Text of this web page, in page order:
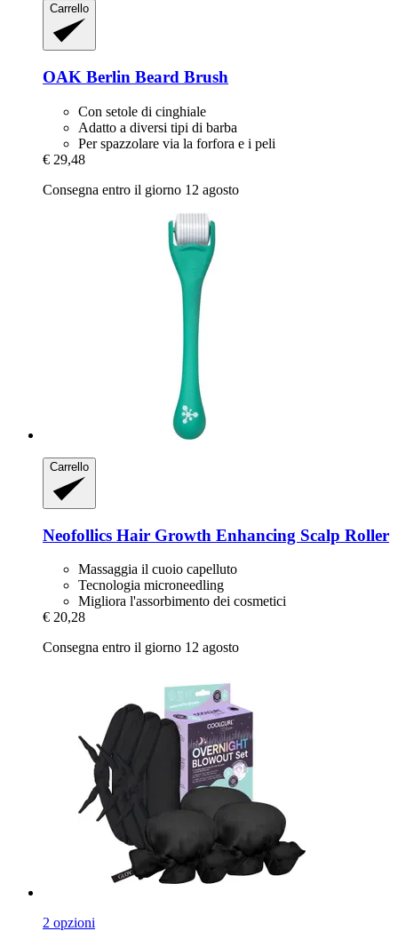
Carrello
OAK Berlin Beard Brush
Con setole di cinghiale
Adatto a diversi tipi di barba
Per spazzolare via la forfora e i peli
€ 29,48
Consegna entro il giorno 12 agosto
Carrello
Neofollics Hair Growth Enhancing Scalp Roller
Massaggia il cuoio capelluto
Tecnologia microneedling
Migliora l'assorbimento dei cosmetici
€ 20,28
Consegna entro il giorno 12 agosto
2 opzioni